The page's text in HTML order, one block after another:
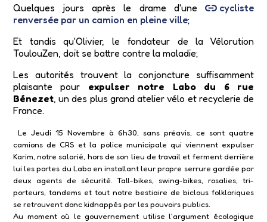
Quelques jours après le drame d'une
cycliste
renversée par un camion en pleine ville;
Et tandis qu'Olivier, le fondateur de la Vélorution
ToulouZen, doit se battre contre la maladie;
Les autorités trouvent la conjoncture suffisamment
plaisante pour expulser notre Labo du 6 rue
Bénezet, un des plus grand atelier vélo et recyclerie de
France.
Le Jeudi 15 Novembre à 6h30, sans préavis, ce sont quatre
camions de CRS et la police municipale qui viennent expulser
Karim, notre salarié, hors de son lieu de travail et ferment derrière
lui les portes du Labo en installant leur propre serrure gardée par
deux agents de sécurité. Tall-bikes, swing-bikes, rosalies, tri-
porteurs, tandems et tout notre bestiaire de biclous folkloriques
se retrouvent donc kidnappés par les pouvoirs publics.
Au moment où le gouvernement utilise l'argument écologique